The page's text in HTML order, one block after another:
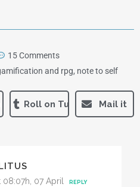
15 Comments
and rpg, note to self
RedditRoll on Tumblr Mail it
08:07h, 07 April REPLY